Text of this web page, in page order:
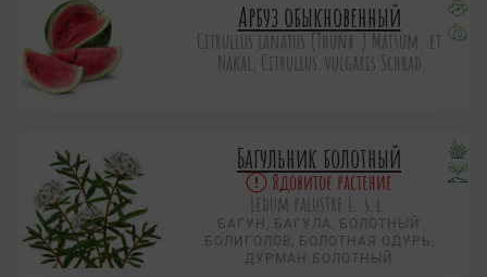
Арбуз обыкновенный
Citrullus lanatus (Thunb.) Matsum. et
Nakai, Citrullus.vulgaris Schrad
Багульник болотный
Ядовитое растение
Ledum palustre L. s.l.
БАГУН, БАГУЛА, БОЛОТНЫЙ
БОЛИГОЛОВ, БОЛОТНАЯ ОДУРЬ,
ДУРМАН БОЛОТНЫЙ